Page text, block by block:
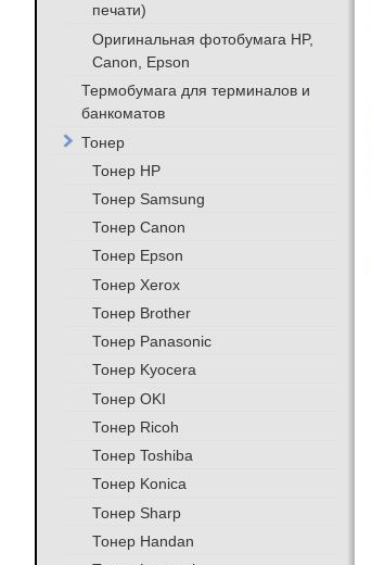
печати)
Оригинальная фотобумага HP,
Canon, Epson
Термобумага для терминалов и
банкоматов
Тонер
Тонер HP
Тонер Samsung
Тонер Canon
Тонер Epson
Тонер Xerox
Тонер Brother
Тонер Panasonic
Тонер Kyocera
Тонер OKI
Тонер Ricoh
Тонер Toshiba
Тонер Konica
Тонер Sharp
Тонер Handan